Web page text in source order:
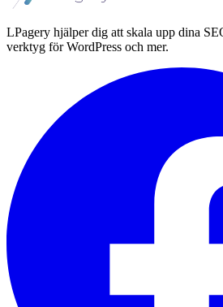
LPagery hjälper dig att skala upp dina
verktyg för WordPress och mer.